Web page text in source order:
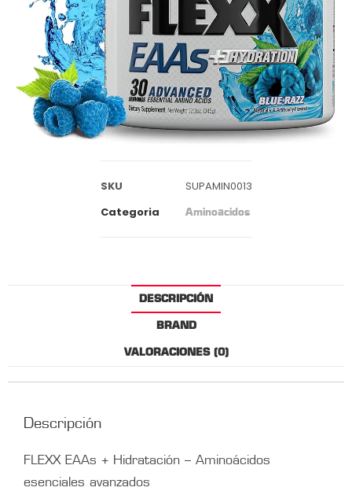
SKU
SUPAMIN0013
Categoria
Aminoacidos
DESCRIPCIÓN
BRAND
VALORACIONES (0)
Descripción
FLEXX EAAs + Hidratación – Aminoácidos
esenciales avanzados